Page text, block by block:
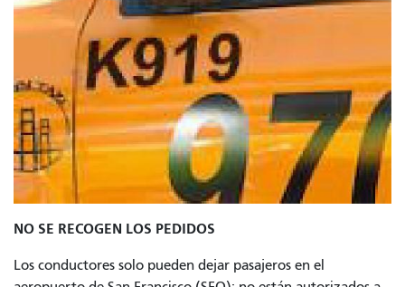
NO SE RECOGEN LOS PEDIDOS
Los conductores solo pueden dejar pasajeros en el